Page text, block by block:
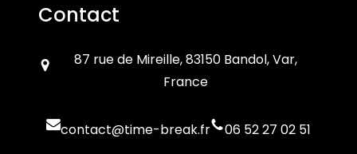
Contact
87 rue de Mireille, 83150 Bandol, Var,
France
contact@time-break.fr 06 52 27 02 51